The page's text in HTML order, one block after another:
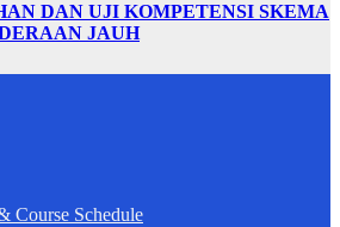
DAN UJI KOMPETENSI SKEMA
JAUH
Course Schedule